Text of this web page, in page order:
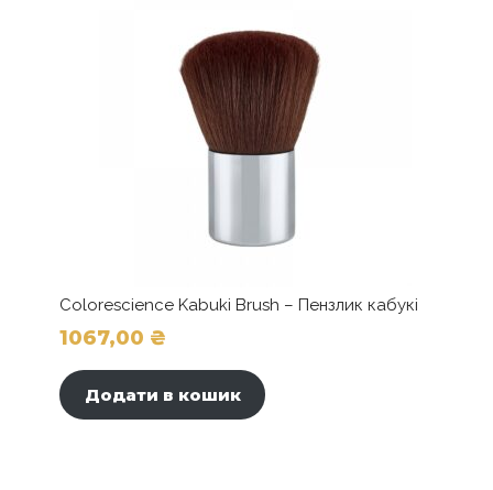
Colorescience Kabuki Brush – Пензлик кабукі
1067,00 ₴
Додати в кошик